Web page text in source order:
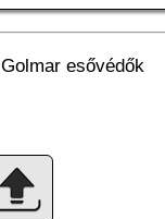
Golmar esővédők